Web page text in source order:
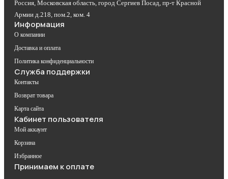
Россия, Московская область, город Сергиев Посад, пр-т Красной
Армии д.218, пом.2, ком. 4
Информация
О компании
Доставка и оплата
Политика конфиденциальности
Служба поддержки
Контакты
Возврат товара
Карта сайта
Кабинет пользователя
Мой аккаунт
Корзина
Избранное
Принимаем к оплате